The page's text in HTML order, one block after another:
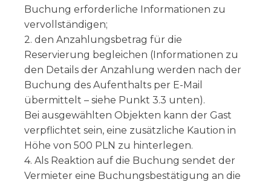
Buchung erforderliche Informationen zu
vervollständigen;
2. den Anzahlungsbetrag für die
Reservierung begleichen (Informationen zu
den Details der Anzahlung werden nach der
Buchung des Aufenthalts per E-Mail
übermittelt – siehe Punkt 3.3 unten).
Bei ausgewählten Objekten kann der Gast
verpflichtet sein, eine zusätzliche Kaution in
Höhe von 500 PLN zu hinterlegen.
4. Als Reaktion auf die Buchung sendet der
Vermieter eine Buchungsbestätigung an die